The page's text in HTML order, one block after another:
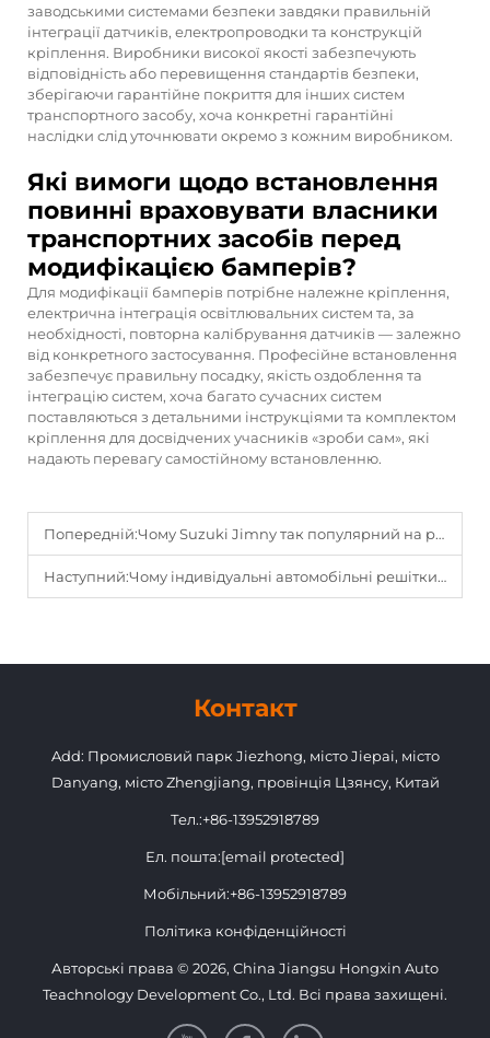
заводськими системами безпеки завдяки правильній
інтеграції датчиків, електропроводки та конструкцій
кріплення. Виробники високої якості забезпечують
відповідність або перевищення стандартів безпеки,
зберігаючи гарантійне покриття для інших систем
транспортного засобу, хоча конкретні гарантійні
наслідки слід уточнювати окремо з кожним виробником.
Які вимоги щодо встановлення
повинні враховувати власники
транспортних засобів перед
модифікацією бамперів?
Для модифікації бамперів потрібне належне кріплення,
електрична інтеграція освітлювальних систем та, за
необхідності, повторна калібрування датчиків — залежно
від конкретного застосування. Професійне встановлення
забезпечує правильну посадку, якість оздоблення та
інтеграцію систем, хоча багато сучасних систем
поставляються з детальними інструкціями та комплектом
кріплення для досвідчених учасників «зроби сам», які
надають перевагу самостійному встановленню.
Попередній:Чому Suzuki Jimny так популярний на ринку кастомізованих позашляховиків
Наступний:Чому індивідуальні автомобільні решітки стають ключовим елементом у стилізації автомобілів
Контакт
Add: Промисловий парк Jiezhong, місто Jiepai, місто
Danyang, місто Zhengjiang, провінція Цзянсу, Китай
Тел.:+86-13952918789
Ел. пошта:[email protected]
Мобільний:+86-13952918789
Політика конфіденційності
Авторські права © 2026, China Jiangsu Hongxin Auto
Teachnology Development Co., Ltd. Всі права захищені.